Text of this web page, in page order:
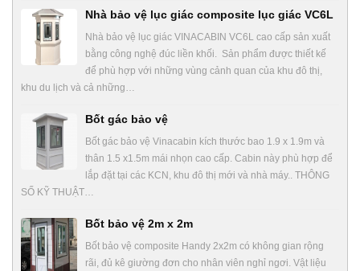
Nhà bảo vệ lục giác composite lục giác VC6L
Nhà bảo vệ lục giác VINACABIN VC6L cao cấp sản xuất
bằng công nghệ đúc liền khối. Sản phẩm được thiết kế
để phù hợp với những vùng cảnh quan của khu đô thị,
khu du lịch và cả những…
Bốt gác bảo vệ
Bốt gác bảo vệ Vinacabin kích thước bao 1.9 x 1.9m và
thân 1.5 x1.5m mái nhọn cao cấp. Cabin này phù hợp để
lắp đặt tại các KCN, khu đô thị mới và nhà máy.. THÔNG
SỐ KỸ THUẬT…
Bốt bảo vệ 2m x 2m
Bốt bảo vệ composite Handy 2x2m có không gian rộng
rãi, đủ kê giường đơn cho nhân viên nghỉ ngơi. Vật liệu